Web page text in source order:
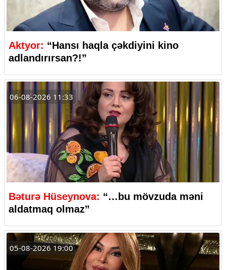
Aktyor: “Hansı haqla çəkdiyini kino
adlandırırsan?!”
06-08-2026 11:33
Bəturə Hüseynova: “…bu mövzuda məni
aldatmaq olmaz”
05-08-2026 19:00